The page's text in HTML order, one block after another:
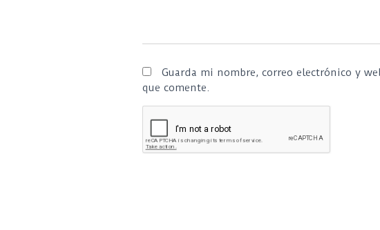
Guarda mi nombre, correo electrónico y
que comente.